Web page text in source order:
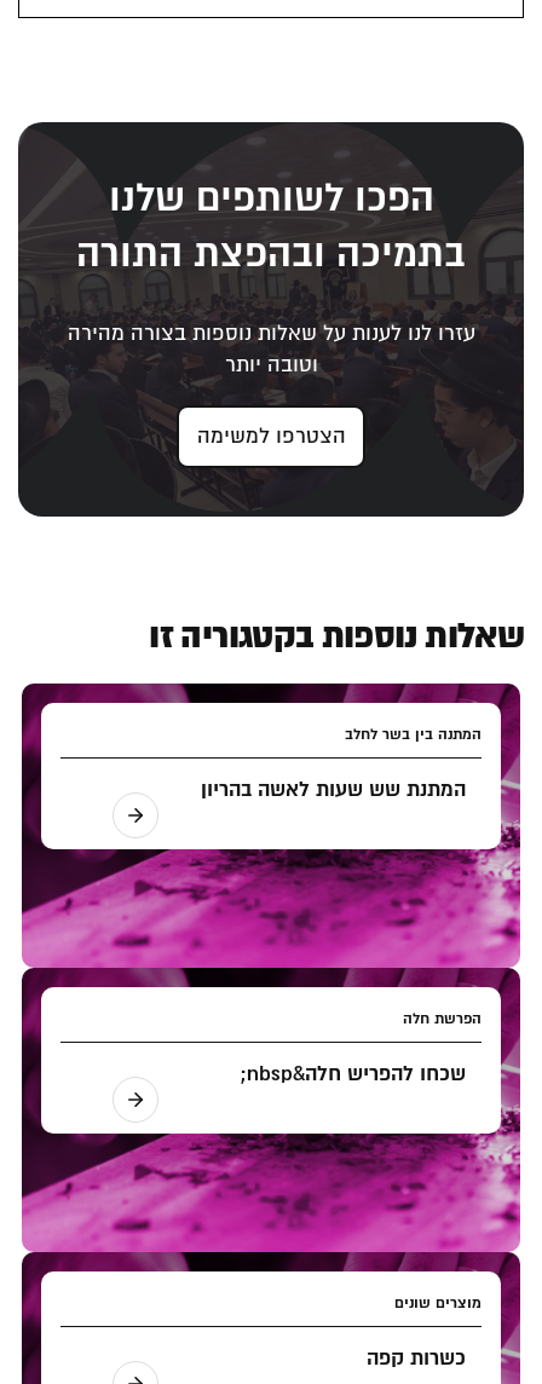
הפכו לשותפים שלנו
בתמיכה ובהפצת התורה
עזרו לנו לענות על שאלות נוספות בצורה מהירה
וטובה יותר
הצטרפו למשימה
שאלות נוספות בקטגוריה זו
המתנה בין בשר לחלב
המתנת שש שעות לאשה בהריון
הפרשת חלה
שכחו להפריש חלה&nbsp;
מוצרים שונים
כשרות קפה